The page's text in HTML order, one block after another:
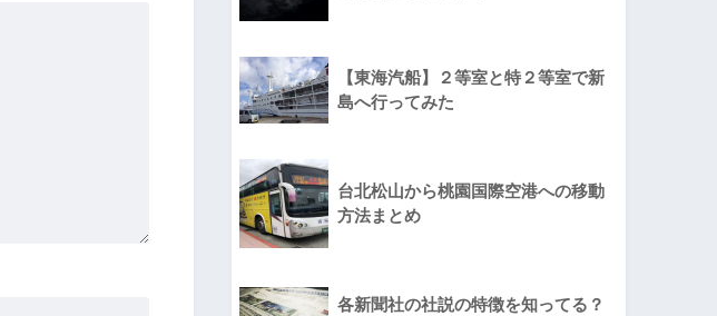
【東海汽船】２等室と特２等室で新
島へ行ってみた
台北松山から桃園国際空港への移動
方法まとめ
各新聞社の社説の特徴を知ってる？